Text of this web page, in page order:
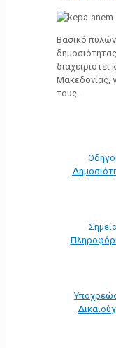
Βασικό
Μακεδονίας,
τους.
Σημεία